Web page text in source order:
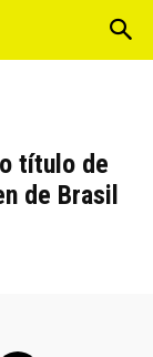
título de
de Brasil